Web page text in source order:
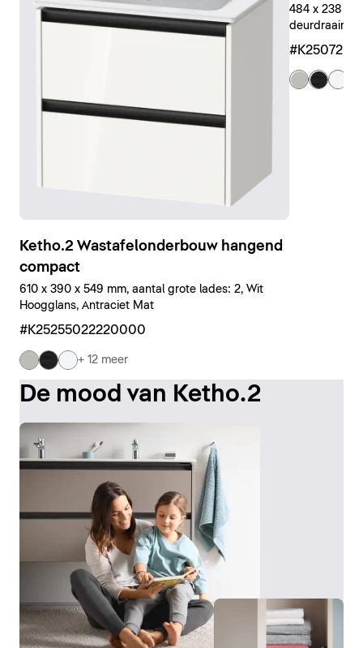
Ketho.2 Wastafelonderbouw hangend
compact
610 x 390 x 549 mm, aantal grote lades: 2, Wit
Hoogglans, Antraciet Mat
#K25255022220000
+ 12 meer
484 x 238 x
De mood van Ketho.2